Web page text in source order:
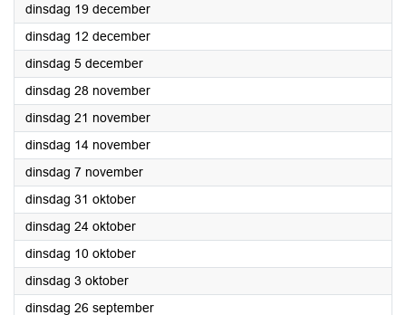
dinsdag 19 december2023
dinsdag 12 december2023
dinsdag 5 december2023
dinsdag 28 november2023
dinsdag 21 november2023
dinsdag 14 november2023
dinsdag 7 november2023
dinsdag 31 oktober2023
dinsdag 24 oktober2023
dinsdag 10 oktober2023
dinsdag 3 oktober2023
dinsdag 26 september2023